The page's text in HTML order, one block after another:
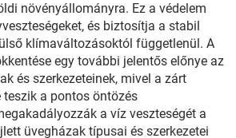
növényállományra. Ez a védelem
és biztosítja a stabil
klímaváltozásoktól függetlenül. A
egy további jelentős előnye az
és szerkezeteinek, mivel a zárt
teszik a pontos öntözés
a víz veszteségét a
üvegházak típusai és szerkezetei